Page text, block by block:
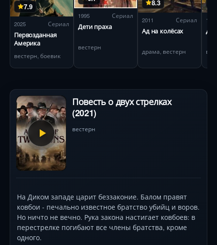
7.9
2025 Сериал
Первозданная
Америка
вестерн, боевик
1995 Сериал
Дети праха
вестерн
8.3
2011 Сериал
Ад на колёсах
драма, вестерн
1959
Повесть о двух стрелках
(2021)
вестерн
На Диком западе царит беззаконие. Балом правят
ковбои - печально известное братство убийц и воров.
Но ничто не вечно. Рука закона настигает ковбоев: в
перестрелке погибают все члены братства, кроме
одного.